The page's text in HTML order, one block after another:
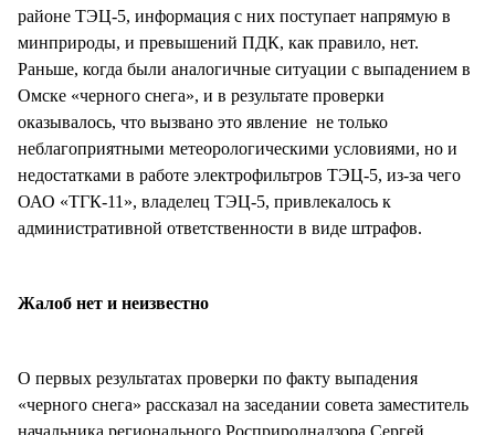
районе ТЭЦ-5, информация с них поступает напрямую в
минприроды, и превышений ПДК, как правило, нет.
Раньше, когда были аналогичные ситуации с выпадением в
Омске «черного снега», и в результате проверки
оказывалось, что вызвано это явление не только
неблагоприятными метеорологическими условиями, но и
недостатками в работе электрофильтров ТЭЦ-5, из-за чего
ОАО «ТГК-11», владелец ТЭЦ-5, привлекалось к
административной ответственности в виде штрафов.
Жалоб нет и неизвестно
О первых результатах проверки по факту выпадения
«черного снега» рассказал на заседании совета заместитель
начальника регионального Росприроднадзора Сергей